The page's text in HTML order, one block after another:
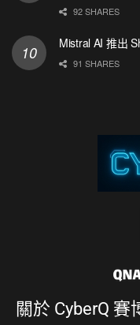
92 SHARES
Mistral AI 推出
91 SHARES
關於 CyberQ 賽